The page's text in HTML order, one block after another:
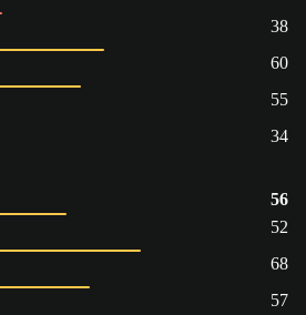
38
60
55
34
56
52
68
57